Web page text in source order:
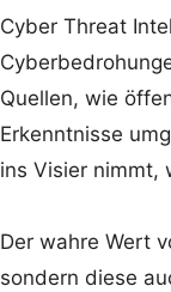
Cyber Threat
Quellen, wie
Erkenntnisse
ins Visier nimmt,
Der wahre Wert
sondern diese